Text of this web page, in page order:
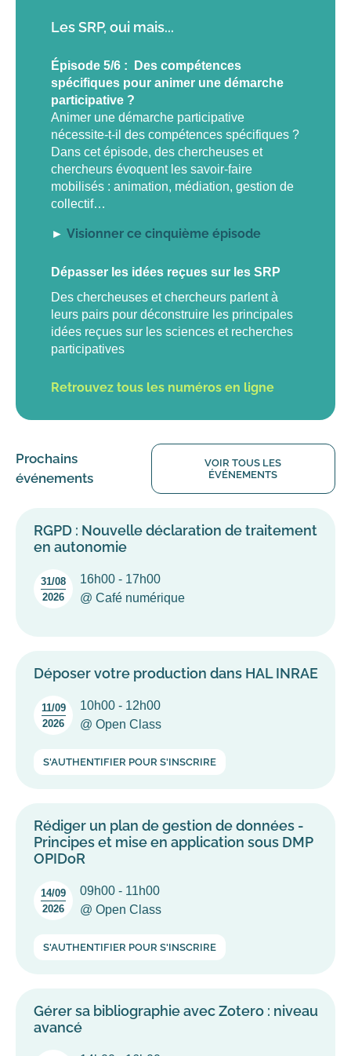
Les SRP, oui mais...
Épisode 5/6 : Des compétences
spécifiques pour animer une démarche
participative ?
Animer une démarche participative
nécessite-t-il des compétences spécifiques ?
Dans cet épisode, des chercheuses et
chercheurs évoquent les savoir-faire
mobilisés : animation, médiation, gestion de
collectif…
► Visionner ce cinquième épisode
Dépasser les idées reçues sur les SRP
Des chercheuses et chercheurs parlent à
leurs pairs pour déconstruire les principales
idées reçues sur les sciences et recherches
participatives
Retrouvez tous les numéros en ligne
Prochains
événements
VOIR TOUS LES
ÉVÉNEMENTS
RGPD : Nouvelle déclaration de traitement
en autonomie
31/08
2026
16h00 - 17h00
@ Café numérique
Déposer votre production dans HAL INRAE
11/09
2026
10h00 - 12h00
@ Open Class
Rédiger un plan de gestion de données -
Principes et mise en application sous DMP
OPIDoR
14/09
2026
09h00 - 11h00
@ Open Class
Gérer sa bibliographie avec Zotero : niveau
avancé